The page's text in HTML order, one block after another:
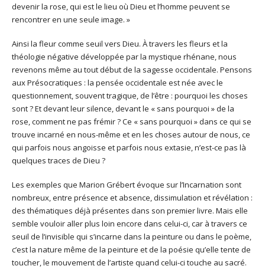
devenir la rose, qui est le lieu où Dieu et l’homme peuvent se
rencontrer en une seule image. »
Ainsi la fleur comme seuil vers Dieu. À travers les fleurs et la
théologie négative développée par la mystique rhénane, nous
revenons même au tout début de la sagesse occidentale. Pensons
aux Présocratiques : la pensée occidentale est née avec le
questionnement, souvent tragique, de l’être : pourquoi les choses
sont ? Et devant leur silence, devant le « sans pourquoi » de la
rose, comment ne pas frémir ? Ce « sans pourquoi » dans ce qui se
trouve incarné en nous-même et en les choses autour de nous, ce
qui parfois nous angoisse et parfois nous extasie, n’est-ce pas là
quelques traces de Dieu ?
Les exemples que Marion Grébert évoque sur l’Incarnation sont
nombreux, entre présence et absence, dissimulation et révélation :
des thématiques déjà présentes dans son premier livre. Mais elle
semble vouloir aller plus loin encore dans celui-ci, car à travers ce
seuil de l’invisible qui s’incarne dans la peinture ou dans le poème,
c’est la nature même de la peinture et de la poésie qu’elle tente de
toucher, le mouvement de l’artiste quand celui-ci touche au sacré.